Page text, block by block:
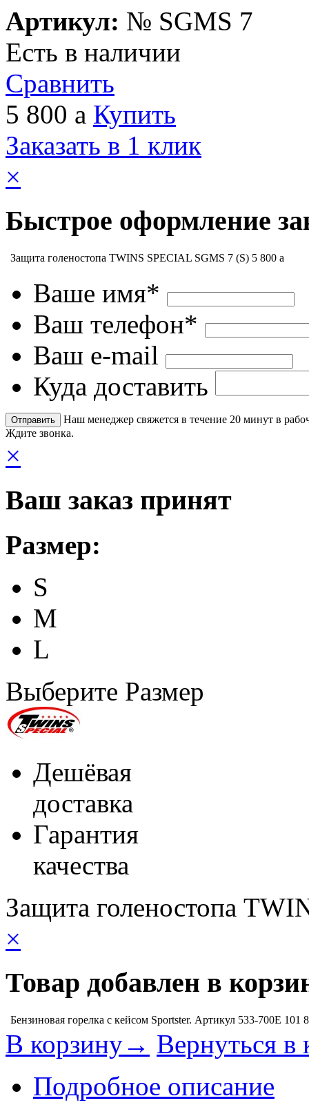
Артикул: № SGMS 7
Есть в наличии
Сравнить
5 800 a Купить
Заказать в 1 клик
×
Быстрое оформление
Защита голеностопа TWINS SPECIAL SGMS 7 (S) 5 800 a
Ваше имя*
Ваш телефон*
Ваш e-mail
Куда доставить
Наш менеджер свяжется в течение 20 минут в
Ждите звонка.
×
Ваш заказ принят
Размер:
S
M
L
Выберите Размер
Дешёвая
доставка
Гарантия
качества
Защита голеностопа
×
Товар добавлен в
Бензиновая горелка с кейсом Sportster. Артикул 533-700E 101
В корзину→ Вернуться в
Подробное описание